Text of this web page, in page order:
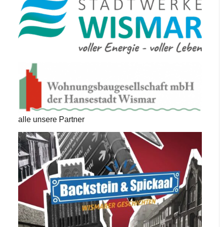
alle unsere Partner